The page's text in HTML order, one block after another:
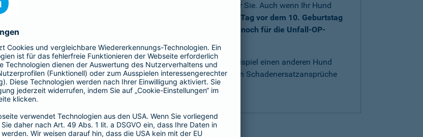
absichern möchten, ist die Operationsversicherung genau richtig für Sie. Auch wenn Ihr Hund
schon älter ist,
bei der Barmenia können Sie Ihren Hund bis einen Tag vor dem 10. Geburtstag
versichern. Über den 10. Geburtstag hinaus können Sie sich aber noch für die Unfall-OP-
Übrigens:Wenn Ihr Hund selbst einen Schaden verursacht, zum Beispiel einen anderen Hund
beißt, sind Sie mit derHundehaftpflichtder Barmenia bestens gegen Schadenersatzansprüche
Dritter geschützt.